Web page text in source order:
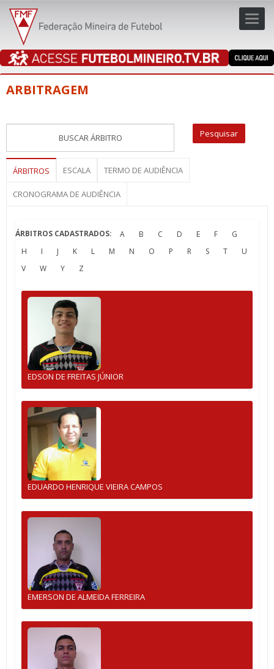
ARBITRAGEM
ÁRBITROS ESCALA TERMO DE AUDIÊNCIA
CRONOGRAMA DE AUDIÊNCIA
ÁRBITROS CADASTRADOS: A B C D E F
G
H
I J K L M N O P R S T
U
V
W Y Z
EDSON DE FREITAS JÚNIOR
EDUARDO HENRIQUE VIEIRA CAMPOS
EMERSON DE ALMEIDA FERREIRA